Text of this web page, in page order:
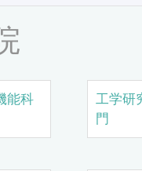
能科
工学研
門